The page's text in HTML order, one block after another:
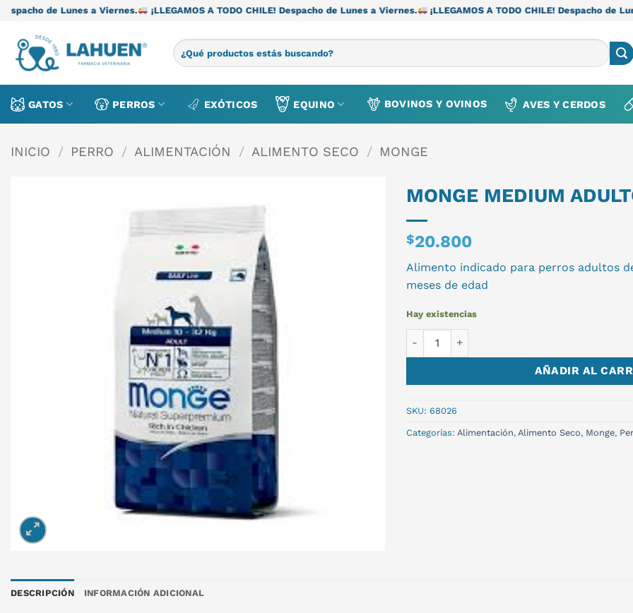
Saltar
contenido
Lunes a Viernes. ¡LLEGAMOS A TODO CHILE! Despacho de Lunes a Viernes. ¡LLEGAMOS A TODO CHILE! Despacho de Lunes a
Buscar
por:
GATOS PERROS EXÓTICOS EQUINO BOVINOS Y OVINOS AVES Y CERDOS
INICIO / PERRO / ALIMENTACIÓN / ALIMENTO SECO / MONGE
MONGE MEDIUM
$20.800
Alimento indicado para perros adultos
meses de edad
Hay existencias
AÑADIR AL
SKU: 68026
Categorías: Alimentación, Alimento Seco, Monge,
DESCRIPCIÓN INFORMACIÓN ADICIONAL